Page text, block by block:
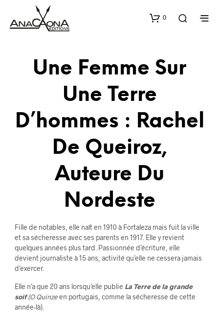
0
Une Femme Sur
Une Terre
D’hommes : Rachel
De Queiroz,
Auteure Du
Nordeste
Fille de notables, elle naît en 1910 à Fortaleza mais fuit la ville
et sa sécheresse avec ses parents en 1917. Elle y revient
quelques années plus tard. Passionnée d’écriture, elle
devient journaliste à 15 ans, activité qu’elle ne cessera jamais
d’exercer.
Elle n’a que 20 ans lorsqu’elle publie La Terre de la grande
soif(O Quinzeen portugais, comme la sécheresse de cette
année-là).